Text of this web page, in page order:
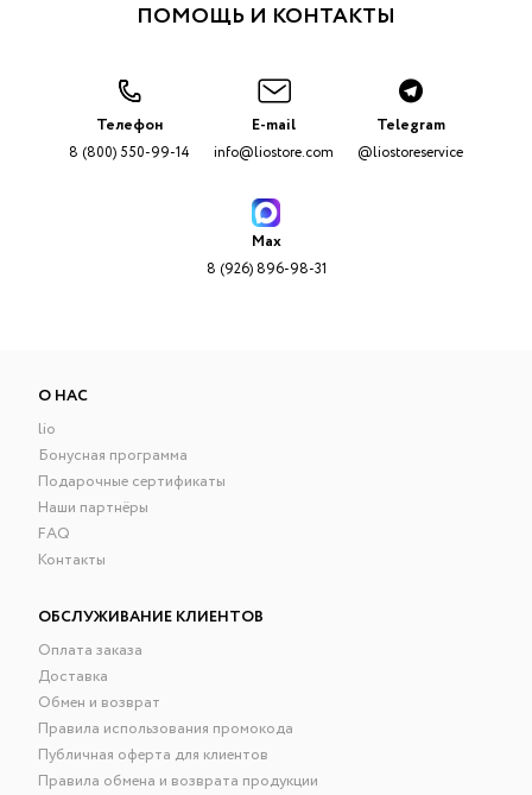
ПОМОЩЬ И КОНТАКТЫ
Телефон
8 (800) 550-99-14
E-mail
info@liostore.com
Telegram
@liostoreservice
Max
8 (926) 896-98-31
О НАС
lio
Бонусная программа
Подарочные сертификаты
Наши партнёры
FAQ
Контакты
ОБСЛУЖИВАНИЕ КЛИЕНТОВ
Оплата заказа
Доставка
Обмен и возврат
Правила использования промокода
Публичная оферта для клиентов
Правила обмена и возврата продукции